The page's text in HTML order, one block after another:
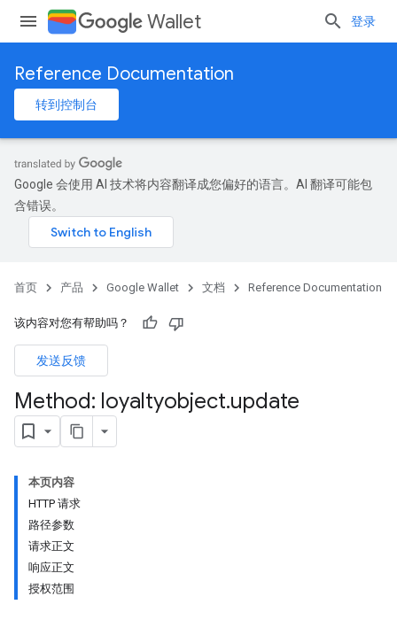
Wallet 登录
Reference Documentation
转到控制台
Google 会使用 AI 技术将内容翻译成您偏好的语言。AI 翻译可能包
含错误。
首页 产品 Google Wallet 文档 Reference Documentation
该内容对您有帮助吗？
发送反馈
Method: loyaltyobject.update
本页内容
HTTP 请求
路径参数
请求正文
响应正文
授权范围